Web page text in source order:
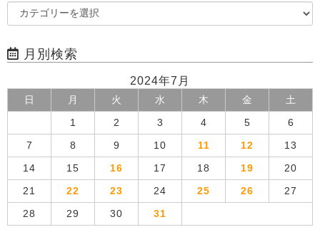
月別検索
2024年7月
日 月 火 水 木 金 土
1 2 3 4 5 6
7 8 9 10 11 12 13
14 15 16 17 18 19 20
21 22 23 24 25 26 27
28 29 30 31